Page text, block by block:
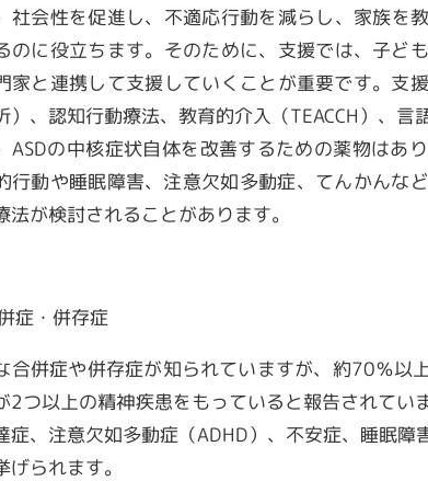
社会性を促進し、不適応行動を減らし、家族を
のに役立ちます。そのために、支援では、子ど
家と連携して支援していくことが重要です。支
）、認知行動療法、教育的介入（TEACCH）、言
ASDの中核症状自体を改善するための薬物はあ
行動や睡眠障害、注意欠如多動症、てんかんな
法が検討されることがあります。
症・併存症
合併症や併存症が知られていますが、約70％以
2つ以上の精神疾患をもっていると報告されてい
症、注意欠如多動症（ADHD）、不安症、睡眠障
げられます。